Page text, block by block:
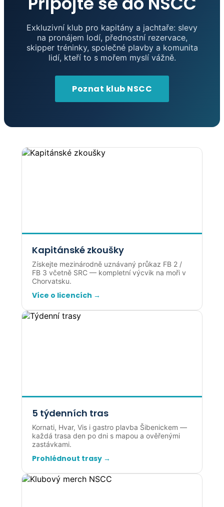
Exkluzivní klub pro kapitány a jachtaře: slevy
na pronájem lodí, přednostní rezervace,
skipper tréninky, společné plavby a komunita
lidí, kteří to s mořem myslí vážně.
Poznat klub NSCC
Kapitánské zkoušky
Získejte mezinárodně uznávaný průkaz FB 2 /
FB 3 včetně SRC — kompletní výcvik na moři v
Chorvatsku.
Více o licencích →
5 týdenních tras
Kornati, Hvar, Vis i gastro plavba Šibenickem —
každá trasa den po dni s mapou a ověřenými
zastávkami.
Prohlédnout trasy →